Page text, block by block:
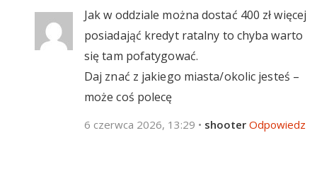
Jak w oddziale można dostać 400 zł więcej
posiadająć kredyt ratalny to chyba warto
się tam pofatygować.
Daj znać z jakiego miasta/okolic jesteś –
może coś polecę
6 czerwca 2026, 13:29 • shooter Odpowiedz